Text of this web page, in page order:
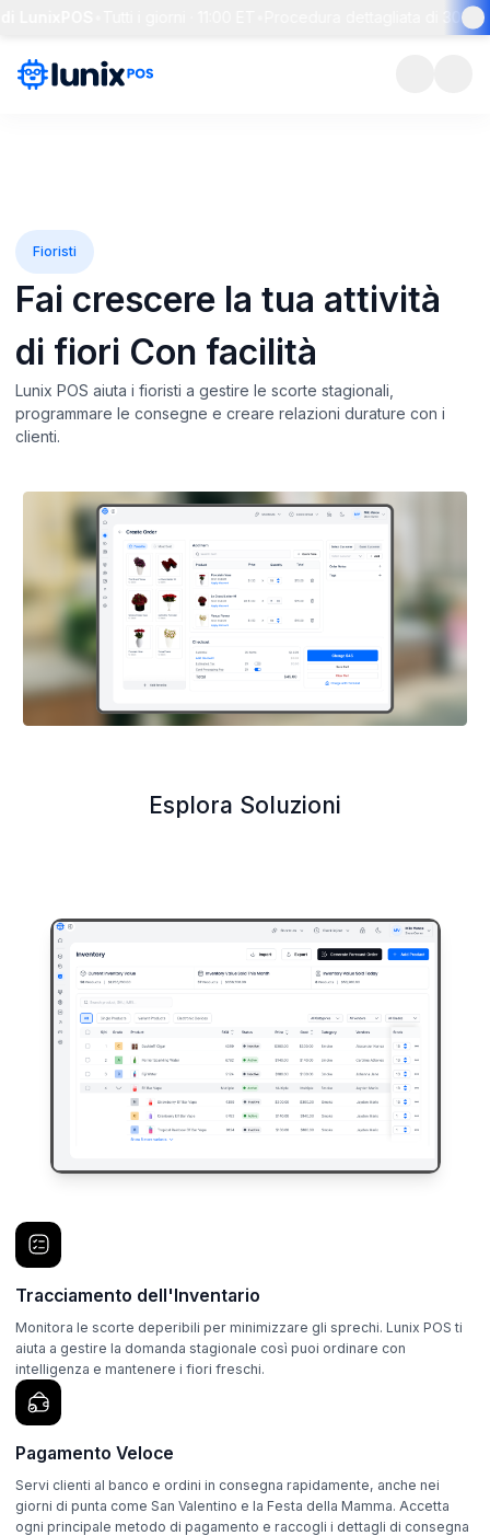
Procedura dettagliata di 30 minuti
Fioristi
Fai crescere la tua attività
di fiori Con facilità
Lunix POS aiuta i fioristi a gestire le scorte stagionali,
programmare le consegne e creare relazioni durature con i
clienti.
Esplora Soluzioni
Tracciamento dell'Inventario
Monitora le scorte deperibili per minimizzare gli sprechi. Lunix POS ti
aiuta a gestire la domanda stagionale così puoi ordinare con
intelligenza e mantenere i fiori freschi.
Pagamento Veloce
Servi clienti al banco e ordini in consegna rapidamente, anche nei
giorni di punta come San Valentino e la Festa della Mamma. Accetta
ogni principale metodo di pagamento e raccogli i dettagli di consegna